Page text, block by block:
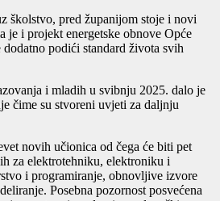
školstvo, pred županijom stoje i novi
je i projekt energetske obnove Opće
podići standard života svih
i mladih u svibnju 2025. dalo je
čime su stvoreni uvjeti za daljnju
novih učionica od čega će biti pet
za elektrotehniku, elektroniku i
i programiranje, obnovljive izvore
Posebna pozornost posvećena